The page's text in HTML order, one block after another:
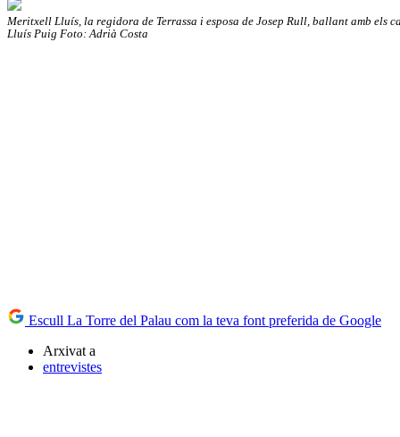
Meritxell Lluís, la regidora de Terrassa i esposa de Josep Rull, ballant amb els
Lluís Puig Foto: Adrià Costa
Escull La Torre del Palau com la teva font preferida de Google
Arxivat a
entrevistes